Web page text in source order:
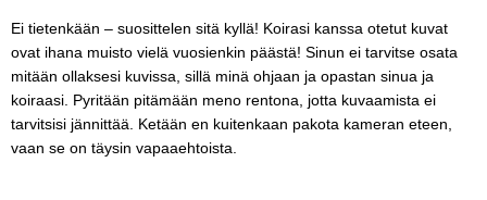
Ei tietenkään – suosittelen sitä kyllä! Koirasi kanssa otetut kuvat
ovat ihana muisto vielä vuosienkin päästä! Sinun ei tarvitse osata
mitään ollaksesi kuvissa, sillä minä ohjaan ja opastan sinua ja
koiraasi. Pyritään pitämään meno rentona, jotta kuvaamista ei
tarvitsisi jännittää. Ketään en kuitenkaan pakota kameran eteen,
vaan se on täysin vapaaehtoista.